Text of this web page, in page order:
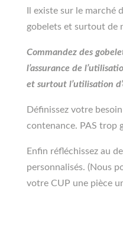
Il existe sur le marché
gobelets et surtout de
Commandez des
l’assurance de
et surtout l’utilisation
Définissez votre
contenance. PAS trop
Enfin réfléchissez au
personnalisés. (Nous
votre CUP une pièce